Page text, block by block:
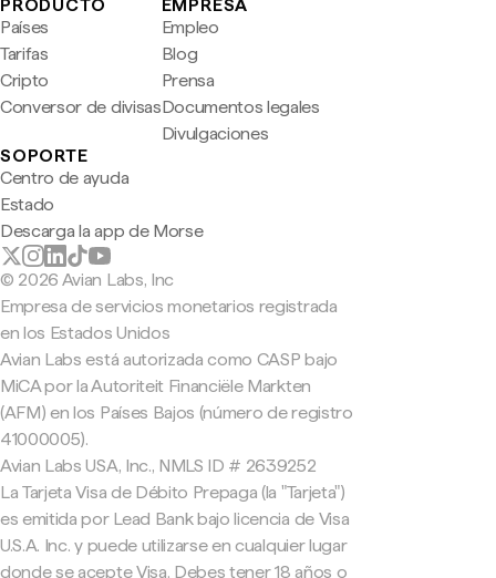
PRODUCTO
Países
Tarifas
Cripto
Conversor de divisas
EMPRESA
Empleo
Blog
Prensa
Documentos legales
Divulgaciones
SOPORTE
Centro de ayuda
Estado
Descarga la app de Morse
© 2026 Avian Labs, Inc
Empresa de servicios monetarios registrada
en los Estados Unidos
Avian Labs está autorizada como CASP bajo
MiCA por la Autoriteit Financiële Markten
(AFM) en los Países Bajos (número de registro
41000005).
Avian Labs USA, Inc., NMLS ID # 2639252
La Tarjeta Visa de Débito Prepaga (la "Tarjeta")
es emitida por Lead Bank bajo licencia de Visa
U.S.A. Inc. y puede utilizarse en cualquier lugar
donde se acepte Visa. Debes tener 18 años o